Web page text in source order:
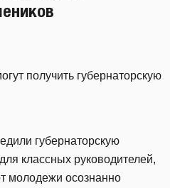
получить губернаторскую
губернаторскую
классных руководителей,
молодежи осознанно